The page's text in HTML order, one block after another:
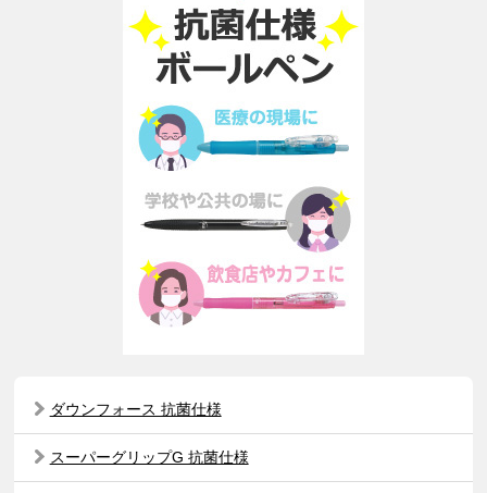
ダウンフォース 抗菌仕様
スーパーグリップG 抗菌仕様